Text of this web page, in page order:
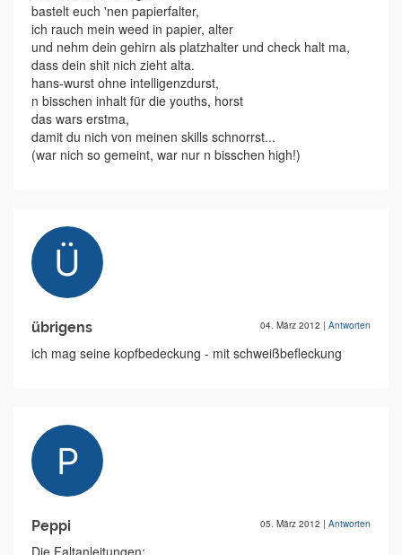
bastelt euch 'nen papierfalter,
ich rauch mein weed in papier, alter
und nehm dein gehirn als platzhalter und check halt ma,
dass dein shit nich zieht alta.
hans-wurst ohne intelligenzdurst,
n bisschen inhalt für die youths, horst
das wars erstma,
damit du nich von meinen skills schnorrst...
(war nich so gemeint, war nur n bisschen high!)
übrigens 04. März 2012 | Antworten
ich mag seine kopfbedeckung - mit schweißbefleckung
Peppi 05. März 2012 | Antworten